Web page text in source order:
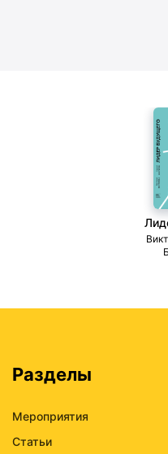
Разделы
Мероприятия
Статьи